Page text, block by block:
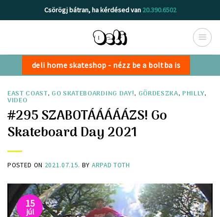
to
Csörögj bátran, ha kérdésed van 20.390.6502
deli home skateshop - nézz be a boltba is
EAST COAST, GO SKATEBOARDING DAY!, GÖRDESZKA, PHILLY,
VIDEO
#295 SZABOTÁÁÁÁÁZS! Go
Skateboard Day 2021
POSTED ON 2021.07.15. BY ARPAD TOTH
15
júl